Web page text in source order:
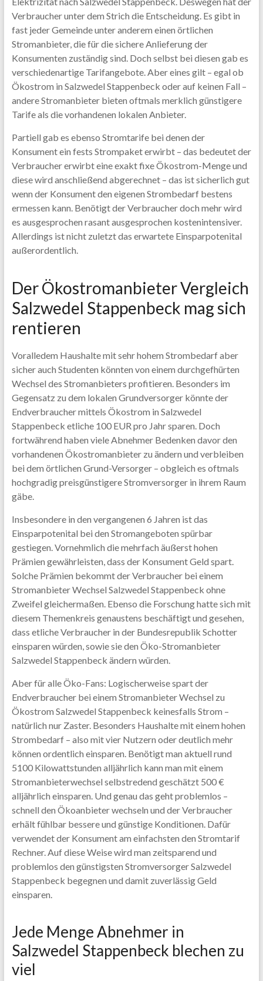
Verbraucher unter dem Strich die Entscheidung. Es gibt in
fast jeder Gemeinde unter anderem einen örtlichen
Stromanbieter, die für die sichere Anlieferung der
Konsumenten zuständig sind. Doch selbst bei diesen gab es
verschiedenartige Tarifangebote. Aber eines gilt – egal ob
Ökostrom in Salzwedel Stappenbeck oder auf keinen Fall –
andere Stromanbieter bieten oftmals merklich günstigere
Tarife als die vorhandenen lokalen Anbieter.
Partiell gab es ebenso Stromtarife bei denen der
Konsument ein fests Strompaket erwirbt – das bedeutet der
Verbraucher erwirbt eine exakt fixe Ökostrom-Menge und
diese wird anschließend abgerechnet – das ist sicherlich gut
wenn der Konsument den eigenen Strombedarf bestens
ermessen kann. Benötigt der Verbraucher doch mehr wird
es ausgesprochen rasant ausgesprochen kostenintensiver.
Allerdings ist nicht zuletzt das erwartete Einsparpotenital
außerordentlich.
Der Ökostromanbieter Vergleich
Salzwedel Stappenbeck mag sich
rentieren
Voralledem Haushalte mit sehr hohem Strombedarf aber
sicher auch Studenten könnten von einem durchgefhürten
Wechsel des Stromanbieters profitieren. Besonders im
Gegensatz zu dem lokalen Grundversorger könnte der
Endverbraucher mittels Ökostrom in Salzwedel
Stappenbeck etliche 100 EUR pro Jahr sparen. Doch
fortwährend haben viele Abnehmer Bedenken davor den
vorhandenen Ökostromanbieter zu ändern und verbleiben
bei dem örtlichen Grund-Versorger – obgleich es oftmals
hochgradig preisgünstigere Stromversorger in ihrem Raum
gäbe.
Insbesondere in den vergangenen 6 Jahren ist das
Einsparpotenital bei den Stromangeboten spürbar
gestiegen. Vornehmlich die mehrfach äußerst hohen
Prämien gewährleisten, dass der Konsument Geld spart.
Solche Prämien bekommt der Verbraucher bei einem
Stromanbieter Wechsel Salzwedel Stappenbeck ohne
Zweifel gleichermaßen. Ebenso die Forschung hatte sich mit
diesem Themenkreis genaustens beschäftigt und gesehen,
dass etliche Verbraucher in der Bundesrepublik Schotter
einsparen würden, sowie sie den Öko-Stromanbieter
Salzwedel Stappenbeck ändern würden.
Aber für alle Öko-Fans: Logischerweise spart der
Endverbraucher bei einem Stromanbieter Wechsel zu
Ökostrom Salzwedel Stappenbeck keinesfalls Strom –
natürlich nur Zaster. Besonders Haushalte mit einem hohen
Strombedarf – also mit vier Nutzern oder deutlich mehr
können ordentlich einsparen. Benötigt man aktuell rund
5100 Kilowattstunden alljährlich kann man mit einem
Stromanbieterwechsel selbstredend geschätzt 500 €
alljährlich einsparen. Und genau das geht problemlos –
schnell den Ökoanbieter wechseln und der Verbraucher
erhält fühlbar bessere und günstige Konditionen. Dafür
verwendet der Konsument am einfachsten den Stromtarif
Rechner. Auf diese Weise wird man zeitsparend und
problemlos den günstigsten Stromversorger Salzwedel
Stappenbeck begegnen und damit zuverlässig Geld
einsparen.
Jede Menge Abnehmer in
Salzwedel Stappenbeck blechen zu
viel